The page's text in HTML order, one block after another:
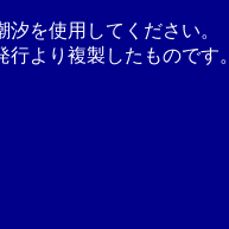
を使用してください。
より複製したものです。